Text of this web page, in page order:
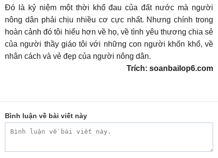
Đó là kỷ niệm một thời khổ đau của đất nước mà người
nông dân phải chịu nhiều cơ cực nhất. Nhưng chính trong
hoàn cảnh đó tôi hiểu hơn về họ, về tình yêu thương chia sẻ
của người thầy giáo tôi với những con người khốn khổ, về
nhân cách và vẻ đẹp của người nông dân.
Trích: soanbailop6.com
Bình luận về bài viết này